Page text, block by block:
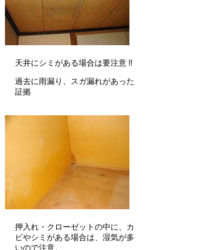
天井にシミがある場合は要注意 !!
過去に雨漏り、スガ漏れがあった
証拠
押入れ・クローゼットの中に、カ
ビやシミがある場合は、湿気が多
いので注意。